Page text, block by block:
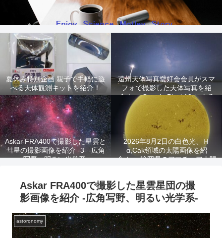
夏休み特別企画 親子で手軽に遊
べる天体観測キットを紹介！
遠州天体写真愛好会会員がスマ
フォで撮影した天体写真を紹
介！ -Google Pixel 10 による
星景写真-
Askar FRA400で撮影した星雲と
彗星の撮影画像を紹介 -3- -広角
写野、明るい光学系-
2026年8月2日の白色光、Ｈ
α,Cak領域の太陽画像を紹
介！ -静岡県のアマチュア太陽
Askar FRA400で撮影した星雲星団の撮
影画像を紹介 -広角写野、明るい光学系-
astoronomy